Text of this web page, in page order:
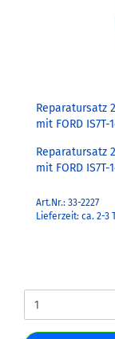
Reparatursatz
mit FORD IS7T-
Reparatursatz
mit FORD IS7T-
Art.Nr.: 33-2227
Lieferzeit: ca. 2-3